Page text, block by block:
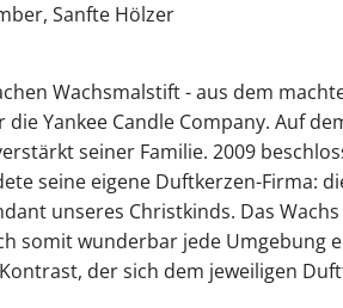
Sanfte Hölzer
Wachsmalstift - aus dem
Yankee Candle Company. Auf
seiner Familie. 2009
seine eigene Duftkerzen-Firma:
unseres Christkinds. Das
somit wunderbar jede Umgebung
der sich dem jeweiligen